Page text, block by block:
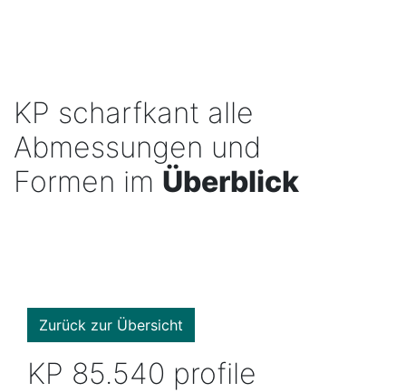
KP scharfkant alle
Abmessungen und
Formen im Überblick
Zurück zur Übersicht
KP 85.540 profile